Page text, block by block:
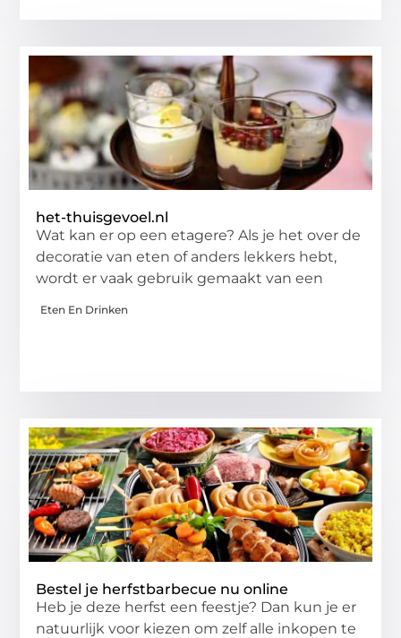
het-thuisgevoel.nl
Wat kan er op een etagere? Als je het over de
decoratie van eten of anders lekkers hebt,
wordt er vaak gebruik gemaakt van een
Eten En Drinken
Bestel je herfstbarbecue nu online
Heb je deze herfst een feestje? Dan kun je er
natuurlijk voor kiezen om zelf alle inkopen te